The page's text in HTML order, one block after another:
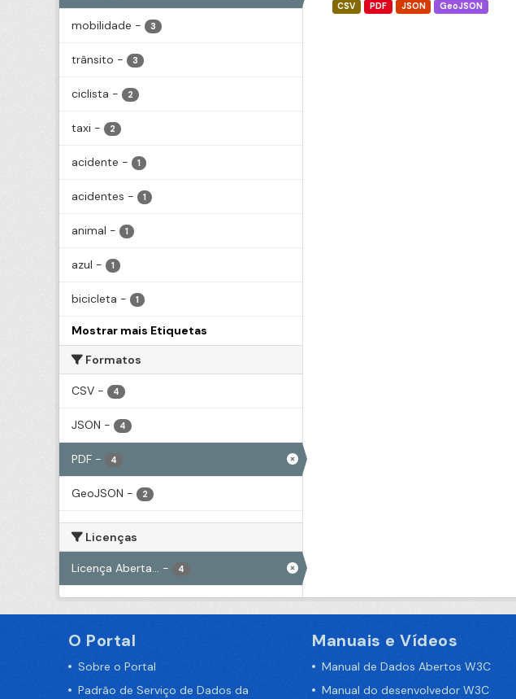
mobilidade - 3
trânsito - 3
ciclista - 2
taxi - 2
acidente - 1
acidentes - 1
animal - 1
azul - 1
bicicleta - 1
Mostrar mais Etiquetas
Formatos
CSV - 4
JSON - 4
PDF - 4
GeoJSON - 2
Licenças
Licença Aberta... - 4
CSV PDF JSON GeoJSON
O Portal
Sobre o Portal
Padrão de Serviço de Dados da
Manuais e Vídeos
Manual de Dados Abertos W3C
Manual do desenvolvedor W3C